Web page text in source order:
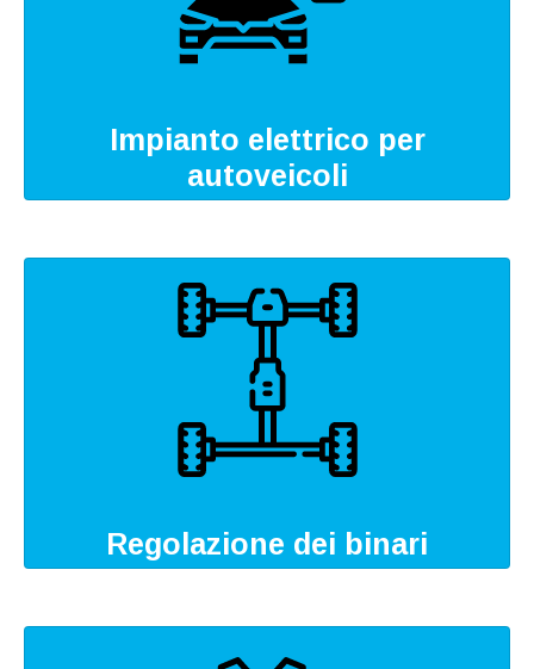
Impianto elettrico per
autoveicoli
Regolazione dei binari